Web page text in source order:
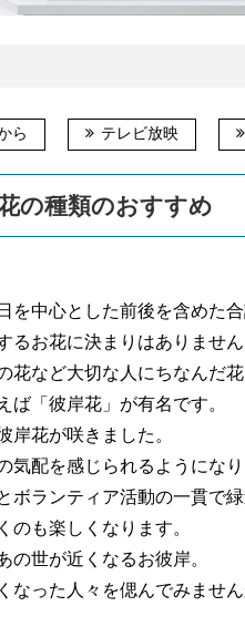
ら テレビ放映
の種類のおすすめ
を中心とした前後を含めた合
るお花に決まりはありませ
花など大切な人にちなんだ花
ば「彼岸花」が有名です。
岸花が咲きました。
気配を感じられるようにな
ボランティア活動の一貫で
のも楽しくなります。
の世が近くなるお彼岸。
なった人々を偲んでみませ